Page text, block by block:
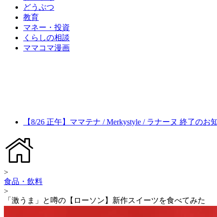
どうぶつ
教育
マネー・投資
くらしの相談
ママコマ漫画
【8/26 正午】ママテナ / Merkystyle / ラナーヌ 終了のお
>
食品・飲料
>
「激うま」と噂の【ローソン】新作スイーツを食べてみた